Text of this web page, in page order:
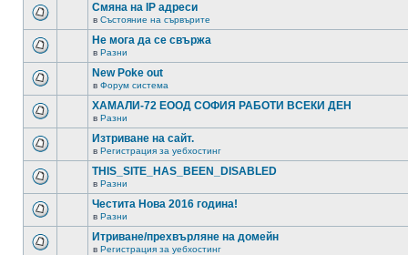
Смяна на IP адреси
в Състояние на сървърите
Не мога да се свържа
в Разни
New Poke out
в Форум система
ХАМАЛИ-72 ЕООД СОФИЯ РАБОТИ ВСЕКИ ДЕН
в Разни
Изтриване на сайт.
в Регистрация за уебхостинг
THIS_SITE_HAS_BEEN_DISABLED
в Разни
Честита Нова 2016 година!
в Разни
Итриване/прехвърляне на домейн
в Регистрация за уебхостинг